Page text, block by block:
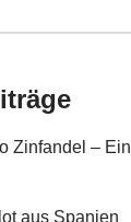
Zinfandel – Ein
aus Spanien